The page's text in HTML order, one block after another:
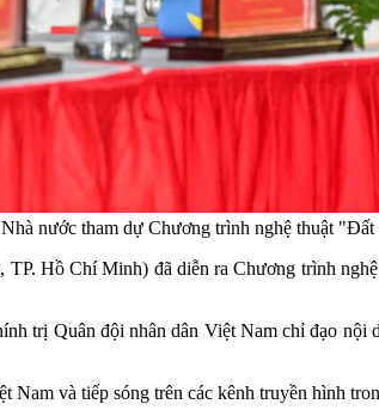
nước tham dự Chương trình nghệ thuật
Hồ Chí Minh) đã diễn ra Chương trình
trị Quân đội nhân dân Việt Nam chỉ đạo
và tiếp sóng trên các kênh truyền hình